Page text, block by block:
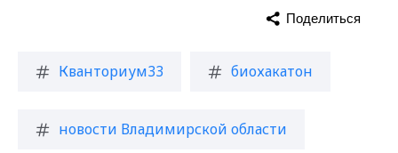
Кванториум33 биохакатон
новости Владимирской области
Поделиться